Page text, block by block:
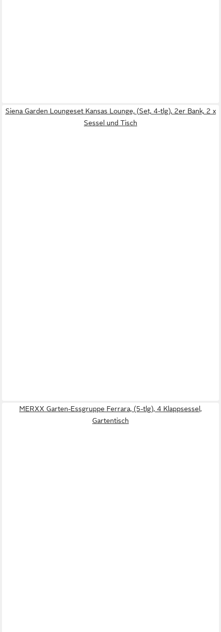
Siena Garden Loungeset Kansas Lounge, (Set, 4-tlg), 2er Bank, 2 x
Sessel und Tisch
MERXX Garten-Essgruppe Ferrara, (5-tlg), 4 Klappsessel,
Gartentisch